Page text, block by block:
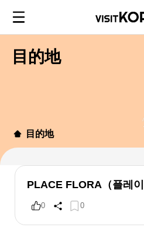
目的地
目的地
PLACE FLORA（플레이
0 0